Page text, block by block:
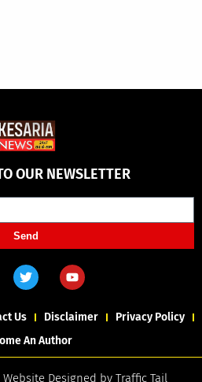
OUR NEWSLETTER
Send
Us Disclaimer
Privacy Policy
An Author
Designed by Traffic Tail